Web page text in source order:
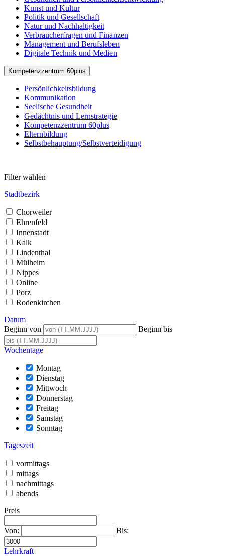
Kunst und Kultur
Politik und Gesellschaft
Natur und Nachhaltigkeit
Verbraucherfragen und Finanzen
Management und Berufsleben
Digitale Technik und Medien
Kompetenzzentrum 60plus
Persönlichkeitsbildung
Kommunikation
Seelische Gesundheit
Gedächtnis und Lernstrategie
Kompetenzzentrum 60plus
Elternbildung
Selbstbehauptung/Selbstverteidigung
Filter wählen
Stadtbezirk
Chorweiler
Ehrenfeld
Innenstadt
Kalk
Lindenthal
Mülheim
Nippes
Online
Porz
Rodenkirchen
Datum
Beginn von
Beginn bis
Wochentage
Montag
Dienstag
Mittwoch
Donnerstag
Freitag
Samstag
Sonntag
Tageszeit
vormittags
mittags
nachmittags
abends
Preis
Von: Bis:
Lehrkraft